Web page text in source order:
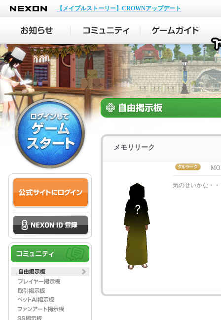
NEXON
【メイプルストーリー】CROWNアップデート
メモリリーク
気のせいかな・・